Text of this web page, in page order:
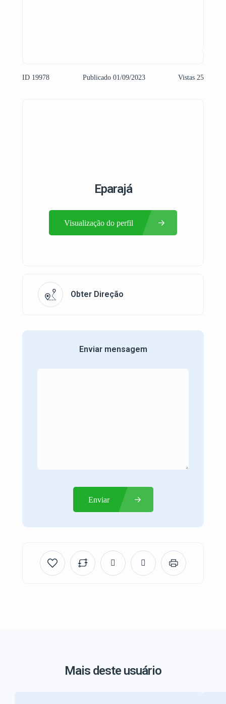
ID 19978 Publicado 01/09/2023 Vistas 25
Eparajá
Visualização do perfil
Obter Direção
Enviar mensagem
Enviar
Mais deste usuário